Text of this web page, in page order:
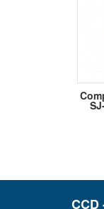
CCD